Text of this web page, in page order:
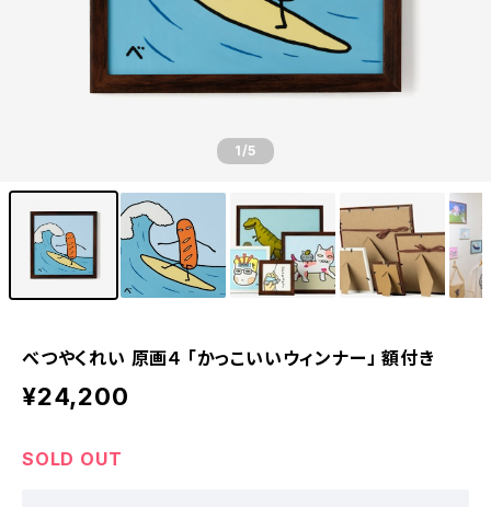
1/5
べつやくれい 原画４ 「かっこいいウィンナー」 額付き
¥24,200
SOLD OUT